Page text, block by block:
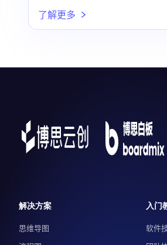
了解更多
解决方案
思维导图
入门
软件